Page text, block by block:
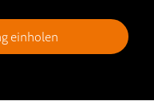
einholen